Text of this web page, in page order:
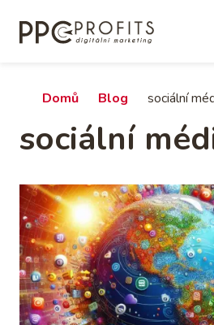
hlavnímu
Drobečková
navigace
Domů Blog sociální
sociální